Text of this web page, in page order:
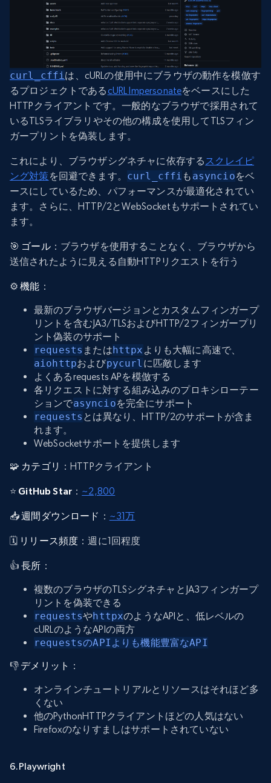
curl_cffiは、cURLの使用中にブラウザの動作を模倣す
るプロジェクトであるcURL Impersonateをベースにした
HTTPクライアントです。一般的なブラウザで採用されて
いるTLSライブラリやその他の構成を使用してTLSフィン
ガープリントを偽装します。
これにより、ブラウザシグネチャに依存するスクレイピ
ング対策を回避できます。 curl_cffi も asyncioをベ
ースにしているため、パフォーマンスが最適化されてい
ます。さらに、HTTP/2とWebSocketもサポートされてい
ます。
🎯 ゴール：ブラウザを使用することなく、ブラウザから
送信されたように見える自動HTTPリクエストを行う
⚙️機能 ：
最新のブラウザバージョンとカスタムフィンガープ
リントを含むJA3/TLSおよびHTTP/2フィンガープリ
ント偽装のサポート
requests または httpx よりも大幅に高速で、
aiohttpおよびpycurl に匹敵します
よくあるrequests APを模倣する
各リクエストに対する組み込みのプロキシローテー
ションでasyncioを完全にサポート
requests とは異なり、HTTP/2のサポートが含ま
れます。
WebSocketサポートを提供します
🧩 カテゴリ ：HTTPクライアント
⭐ GitHub Star ： ~2,800
📥週間ダウンロード ： ~31万
🗓️ リリース頻度 ：週に1回程度
👍長所 ：
複数のブラウザのTLSシグネチャとJA3フィンガープ
リントを偽装できる
requestsやhttpxのようなAPIと、低レベルの
cURLのようなAPIの両方
requestsのAPIよりも機能豊富なAPI
👎 デメリット ：
オンラインチュートリアルとリソースはそれほど多
くない
他のPythonHTTPクライアントほどの人気はない
Firefoxのなりすましはサポートされていない
6.Playwright